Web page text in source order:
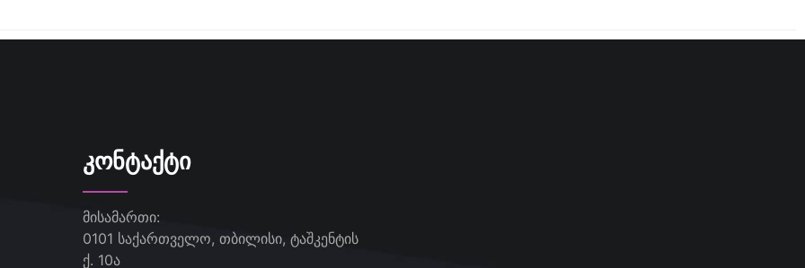
ᲙᲝᲜᲢᲐᲥᲢᲘ
მისამართი:
0101 საქართველო, თბილისი, ტაშკენტის
ქ. 10ა